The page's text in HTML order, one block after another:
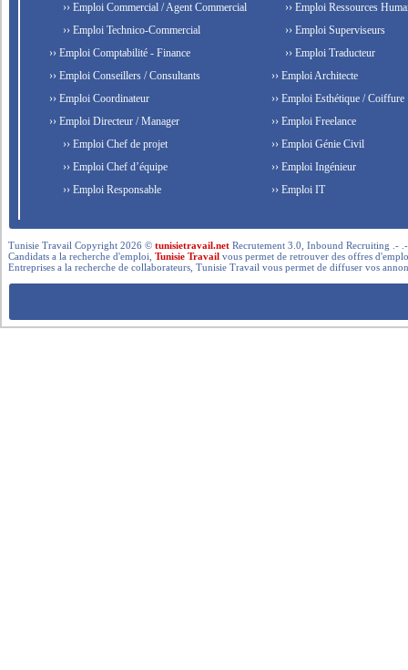
›› Emploi Commercial / Agent Commercial
›› Emploi Technico-Commercial
›› Emploi Comptabilité - Finance
›› Emploi Conseillers / Consultants
›› Emploi Coordinateur
›› Emploi Directeur / Manager
›› Emploi Chef de projet
›› Emploi Chef d’équipe
›› Emploi Responsable
›› Emploi Ressources
›› Emploi Superviseurs
›› Emploi Traducteur
›› Emploi Architecte
›› Emploi Esthétique / Coiffure
›› Emploi Freelance
›› Emploi Génie Civil
›› Emploi Ingénieur
›› Emploi IT
Tunisie Travail Copyright 2026 ©tunisietravail.net Recrutement 3.0, Inbound Recruiting .-
Candidats a la recherche d'emploi,Tunisie Travail vous permet de retrouver des offres
Entreprises a la recherche de collaborateurs, Tunisie Travail vous permet de diffuser vos